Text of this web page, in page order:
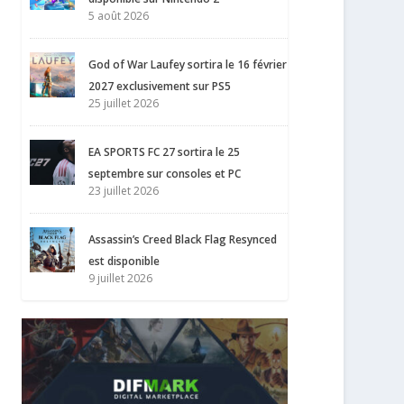
5 août 2026
God of War Laufey sortira le 16 février
2027 exclusivement sur PS5
25 juillet 2026
EA SPORTS FC 27 sortira le 25
septembre sur consoles et PC
23 juillet 2026
Assassin’s Creed Black Flag Resynced
est disponible
9 juillet 2026